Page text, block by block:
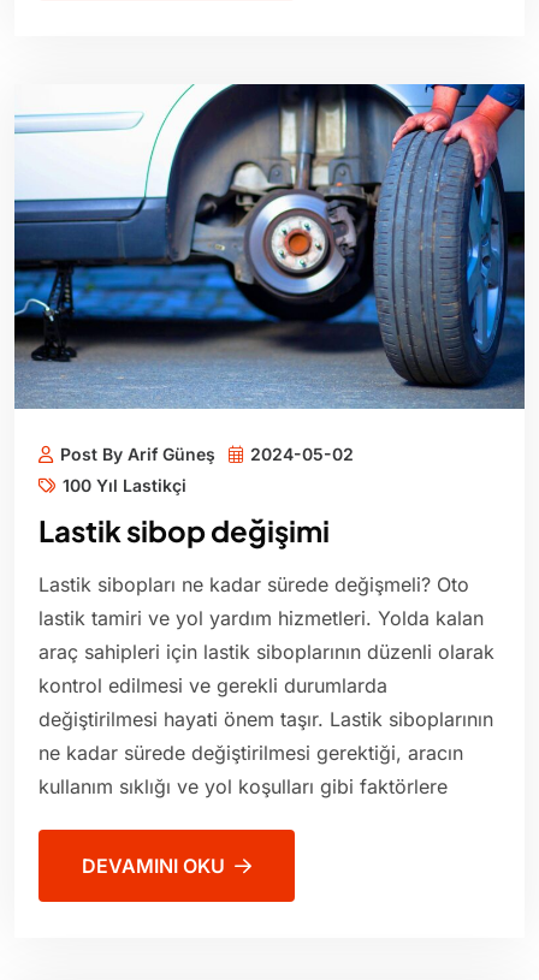
Post By Arif Güneş
2024-05-02
100 Yıl Lastikçi
Lastik sibop değişimi
Lastik sibopları ne kadar sürede değişmeli? Oto
lastik tamiri ve yol yardım hizmetleri. Yolda kalan
araç sahipleri için lastik siboplarının düzenli olarak
kontrol edilmesi ve gerekli durumlarda
değiştirilmesi hayati önem taşır. Lastik siboplarının
ne kadar sürede değiştirilmesi gerektiği, aracın
kullanım sıklığı ve yol koşulları gibi faktörlere
DEVAMINI OKU